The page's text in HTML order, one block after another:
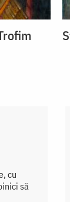
cu
să